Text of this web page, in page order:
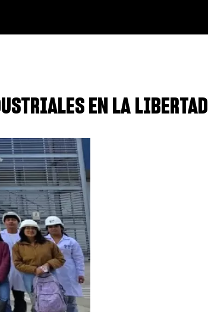
EN LA LIBERTAD